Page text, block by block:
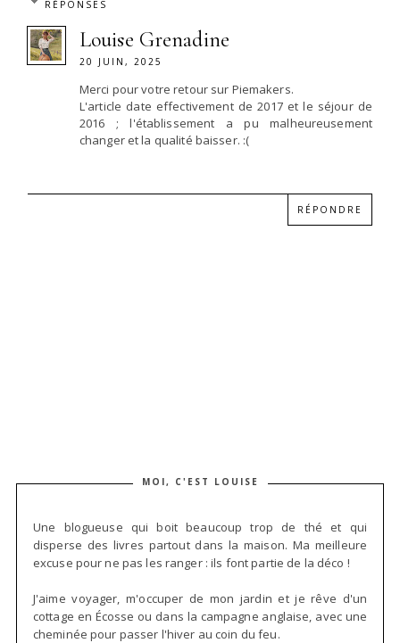
RÉPONSES
Louise Grenadine
20 JUIN, 2025
Merci pour votre retour sur Piemakers.
L'article date effectivement de 2017 et le séjour de
2016 ; l'établissement a pu malheureusement
changer et la qualité baisser. :(
RÉPONDRE
MOI, C'EST LOUISE
Une blogueuse qui boit beaucoup trop de thé et qui
disperse des livres partout dans la maison. Ma meilleure
excuse pour ne pas les ranger : ils font partie de la déco !
J'aime voyager, m'occuper de mon jardin et je rêve d'un
cottage en Écosse ou dans la campagne anglaise, avec une
cheminée pour passer l'hiver au coin du feu.